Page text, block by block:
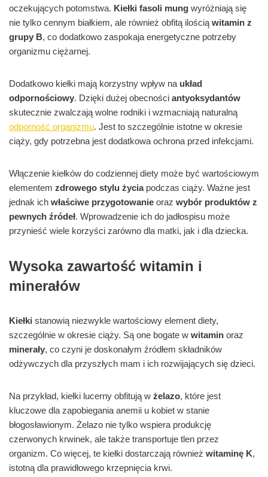
oczekujących potomstwa. Kiełki fasoli mung wyróżniają się
nie tylko cennym białkiem, ale również obfitą ilością witamin z
grupy B, co dodatkowo zaspokaja energetyczne potrzeby
organizmu ciężarnej.
Dodatkowo kiełki mają korzystny wpływ na układ
odpornościowy. Dzięki dużej obecności antyoksydantów
skutecznie zwalczają wolne rodniki i wzmacniają naturalną
odporność organizmu. Jest to szczególnie istotne w okresie
ciąży, gdy potrzebna jest dodatkowa ochrona przed infekcjami.
Włączenie kiełków do codziennej diety może być wartościowym
elementem zdrowego stylu życiapodczas ciąży. Ważne jest
jednak ich właściwe przygotowanie oraz wybór produktów z
pewnych źródeł. Wprowadzenie ich do jadłospisu może
przynieść wiele korzyści zarówno dla matki, jak i dla dziecka.
Wysoka zawartość witamin i
minerałów
Kiełki stanowią niezwykle wartościowy element diety,
szczególnie w okresie ciąży. Są one bogate w witamin oraz
minerały, co czyni je doskonałym źródłem składników
odżywczych dla przyszłych mam i ich rozwijających się dzieci.
Na przykład, kiełki lucerny obfitują w żelazo, które jest
kluczowe dla zapobiegania anemii u kobiet w stanie
błogosławionym. Żelazo nie tylko wspiera produkcję
czerwonych krwinek, ale także transportuje tlen przez
organizm. Co więcej, te kiełki dostarczają również witaminę K,
istotną dla prawidłowego krzepnięcia krwi.